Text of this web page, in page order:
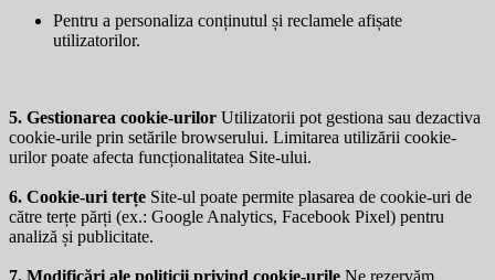
Pentru a personaliza conținutul și reclamele afișate
utilizatorilor.
5. Gestionarea cookie-urilor Utilizatorii pot gestiona sau dezactiva
cookie-urile prin setările browserului. Limitarea utilizării cookie-
urilor poate afecta funcționalitatea Site-ului.
6. Cookie-uri terțe Site-ul poate permite plasarea de cookie-uri de
către terțe părți (ex.: Google Analytics, Facebook Pixel) pentru
analiză și publicitate.
7. Modificări ale politicii privind cookie-urile Ne rezervăm